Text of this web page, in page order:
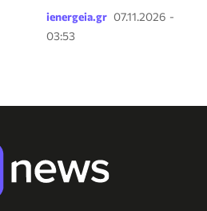
ienergeia.gr 07.11.2026 -
03:53